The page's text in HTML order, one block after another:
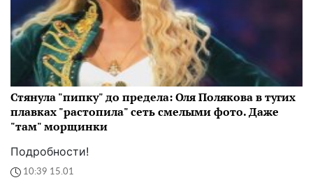
Стянула "пипку" до предела: Оля Полякова в тугих
плавках "растопила" сеть смелыми фото. Даже
"там" морщинки
Подробности!
10:39 15.01